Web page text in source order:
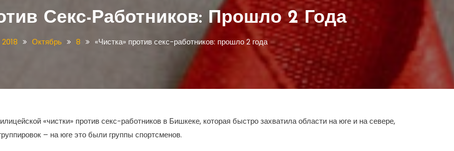
Секс-Работников: Прошло 2 Года
2018 Октябрь 8 «Чистка» против секс-работников: прошло 2 года
«чистки» против секс-работников в Бишкеке, которая быстро захватила области на юге и на севере,
– на юге это были группы спортсменов.